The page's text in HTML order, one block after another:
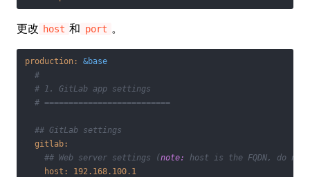
更改 host 和 port 。
production:
&base
#
# 1. GitLab app settings
# ==========================
## GitLab settings
gitlab:
## Web server settings (note:
host is the FQDN, do
host:
192.168.100.1